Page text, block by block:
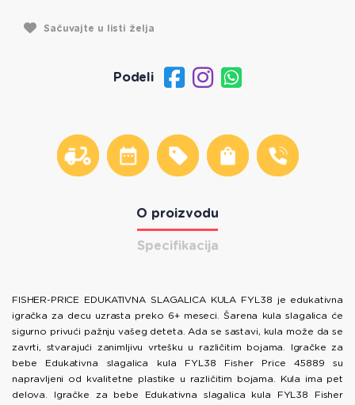
Sačuvajte u listi želja
Podeli
O proizvodu
Specifikacija
FISHER-PRICE EDUKATIVNA SLAGALICA KULA FYL38 je edukativna
igračka za decu uzrasta preko 6+ meseci. Šarena kula slagalica će
sigurno privući pažnju vašeg deteta. Ada se sastavi, kula može da se
zavrti, stvarajući zanimljivu vrtešku u različitim bojama. Igračke za
bebe Edukativna slagalica kula FYL38 Fisher Price 45889 su
napravljeni od kvalitetne plastike u različitim bojama. Kula ima pet
delova. Igračke za bebe Edukativna slagalica kula FYL38 Fisher